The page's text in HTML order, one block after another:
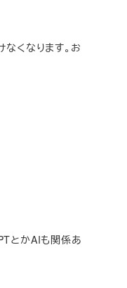
くなります。お
とかAIも関係あ